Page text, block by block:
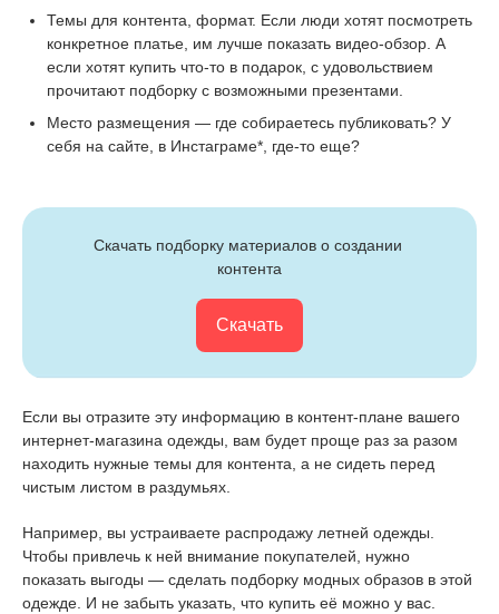
Темы для контента, формат. Если люди хотят посмотреть
конкретное платье, им лучше показать видео-обзор. А
если хотят купить что-то в подарок, с удовольствием
прочитают подборку с возможными презентами.
Место размещения — где собираетесь публиковать? У
себя на сайте, в Инстаграме*, где-то еще?
Скачать подборку материалов о создании
контента
Скачать
Если вы отразите эту информацию в контент-плане вашего
интернет-магазина одежды, вам будет проще раз за разом
находить нужные темы для контента, а не сидеть перед
чистым листом в раздумьях.
Например, вы устраиваете распродажу летней одежды.
Чтобы привлечь к ней внимание покупателей, нужно
показать выгоды — сделать подборку модных образов в этой
одежде. И не забыть указать, что купить её можно у вас.